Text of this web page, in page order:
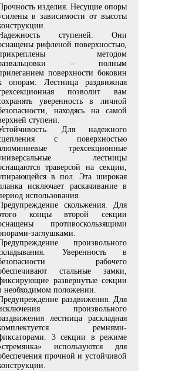
изделия. Несущие опоры
в зависимости от высоты
ступеней. Они
рифленой поверхностью,
методом
– полным
поверхности боковин
опорам. Лестница раздвижная
позволит вам
уверенность в личной
находясь на самой
ступени.
Для надежного
с поверхностью
трехсекционные
лестницы
траверсой на секции,
в пол. Эта широкая
исключает раскачивание в
использования.
скольжения. Для
концы второй секции
противоскользящими
заглушками.
произвольного
Уверенность в
рабочего
стальные замки,
развернутые секции
необходимом положении.
раздвижения. Для
произвольного
лестница раскладная
ремнями-
3 секции в режиме
используются для
прочной и устойчивой